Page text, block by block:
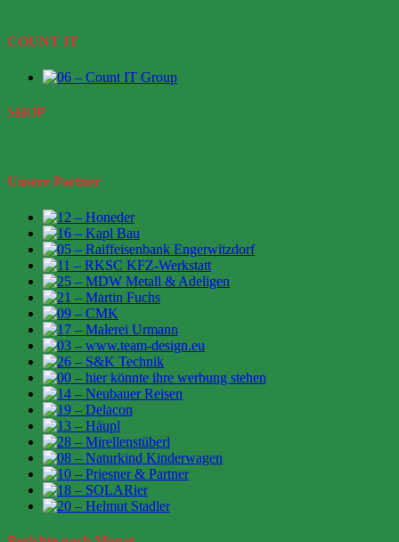
COUNT IT
SHOP
Unsere Partner